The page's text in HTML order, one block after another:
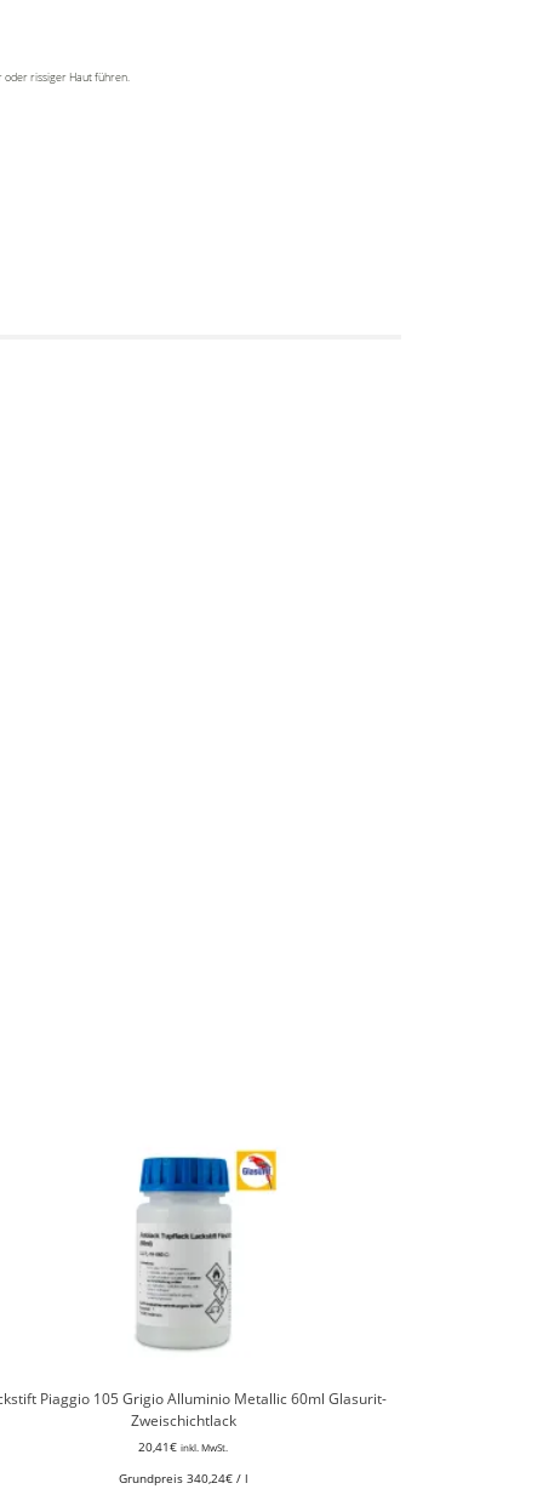
oder rissiger Haut führen.
Piaggio 105 Grigio Alluminio Metallic 60ml Glasurit-
Zweischichtlack
20,41€ inkl. MwSt.
Grundpreis 340,24€/ l